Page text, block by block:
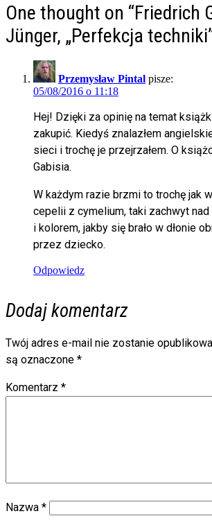
One thought on “Friedrich
Jünger, „Perfekcja
Przemysław Pintal pisze:
05/08/2016 o 11:18
Hej! Dzięki za opinię na temat
zakupić. Kiedyś znalazłem
sieci i trochę je przejrzałem. O
Gabisia.
W każdym razie brzmi to trochę jak
cepelii z cymelium, taki zachwyt nad
i kolorem, jakby się brało w dłonie
przez dziecko.
Odpowiedz
Dodaj komentarz
Twój adres e-mail nie zostanie
są oznaczone *
Komentarz *
Nazwa *